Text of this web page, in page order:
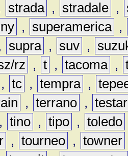
strada , stradale ,
, superamerica ,
supra , suv ,
rz , t , tacoma ,
, tc , tempra ,
, terrano ,
, tino , tipo , toledo
, tourneo , towner